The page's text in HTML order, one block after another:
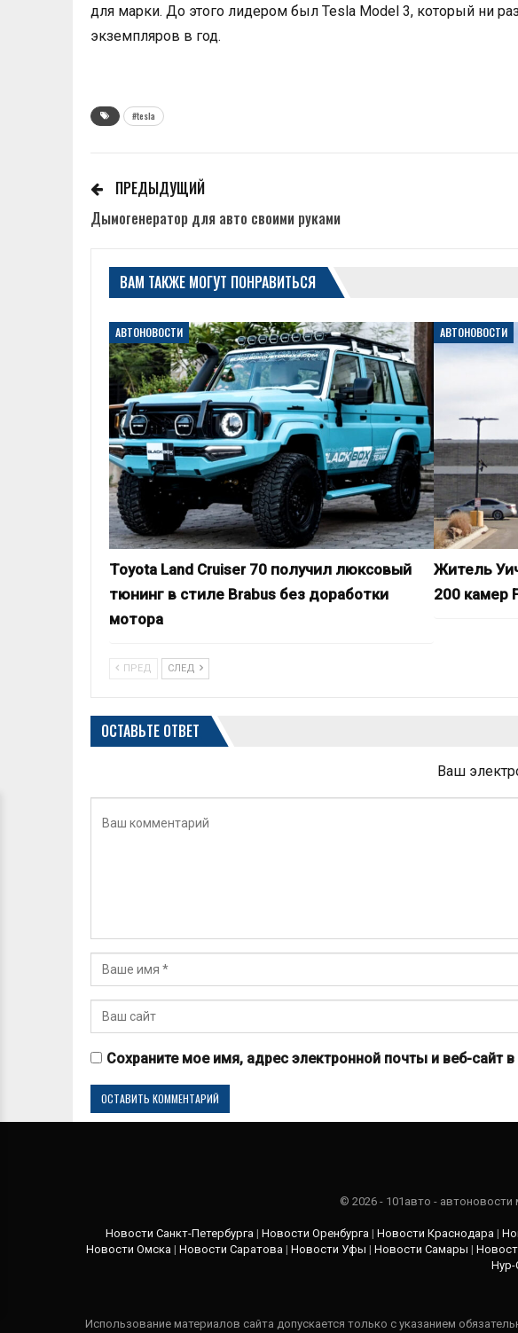
для марки. До этого лидером был Tesla Model 3, который ни
экземпляров в год.
#tesla
ПРЕДЫДУЩИЙ
Дымогенератор для авто своими руками
ВАМ ТАКЖЕ МОГУТ ПОНРАВИТЬСЯ
АВТОНОВОСТИ
Toyota Land Cruiser 70 получил люксовый
тюнинг в стиле Brabus без доработки
мотора
АВТОНОВОСТИ
Житель
200 камер
ПРЕД СЛЕД
ОСТАВЬТЕ ОТВЕТ
Ваш
Сохраните мое имя, адрес электронной почты и веб-сайт
© 2026 - 101авто -
Новости Санкт-Петербурга | Новости Оренбурга | Новости Краснодара |
Новости Омска | Новости Саратова | Новости Уфы | Новости Самары |
Нур-
Использование материалов сайта допускается только с указанием